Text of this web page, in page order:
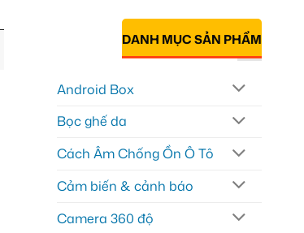
DANH MỤC SẢN PHẨM
Android Box
Bọc ghế da
Cách Âm Chống Ồn Ô Tô
Cảm biến & cảnh báo
Camera 360 độ